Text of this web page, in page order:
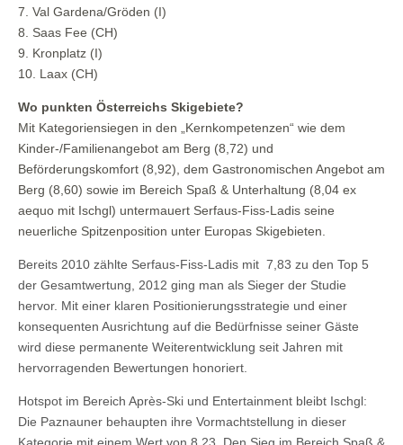
7. Val Gardena/Gröden (I)
8. Saas Fee (CH)
9. Kronplatz (I)
10. Laax (CH)
Wo punkten Österreichs Skigebiete?
Mit Kategoriensiegen in den „Kernkompetenzen“ wie dem
Kinder-/Familienangebot am Berg (8,72) und
Beförderungskomfort (8,92), dem Gastronomischen Angebot am
Berg (8,60) sowie im Bereich Spaß & Unterhaltung (8,04 ex
aequo mit Ischgl) untermauert Serfaus-Fiss-Ladis seine
neuerliche Spitzenposition unter Europas Skigebieten.
Bereits 2010 zählte Serfaus-Fiss-Ladis mit 7,83 zu den Top 5
der Gesamtwertung, 2012 ging man als Sieger der Studie
hervor. Mit einer klaren Positionierungsstrategie und einer
konsequenten Ausrichtung auf die Bedürfnisse seiner Gäste
wird diese permanente Weiterentwicklung seit Jahren mit
hervorragenden Bewertungen honoriert.
Hotspot im Bereich Après-Ski und Entertainment bleibt Ischgl:
Die Paznauner behaupten ihre Vormachtstellung in dieser
Kategorie mit einem Wert von 8,23. Den Sieg im Bereich Spaß &